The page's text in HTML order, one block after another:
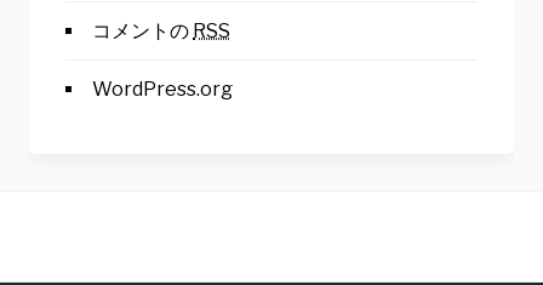
コメントの RSS
WordPress.org